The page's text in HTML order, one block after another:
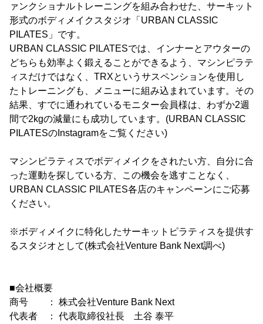
ァンクショナルトレーニングを組み合わせた、サーキット
形式のボディメイクスタジオ「URBAN CLASSIC
PILATES」です。
URBAN CLASSIC PILATESでは、インナーとアウターの
どちらも効率よく鍛えることができるよう、マシンピラテ
ィスだけではなく、TRXというサスペンションを使用し
たトレーニングも、メニューに組み込まれています。その
結果、すでに通われているモニター会員様は、わずか2週
間で2kgの減量にも成功しています。(URBAN CLASSIC
PILATESのInstagramをご覧ください)
マシンピラティスでボディメイクをされたい方、自分に合
った運動を探している方、この機会を逃すことなく、
URBAN CLASSIC PILATES各店のキャンペーンにご応募
ください。
※ボディメイクに特化したサーキットピラティスを提供す
るスタジオとして(株式会社Venture Bank Next調べ)
■会社概要
商号 ： 株式会社Venture Bank Next
代表者 ： 代表取締役社長 土谷 泰平